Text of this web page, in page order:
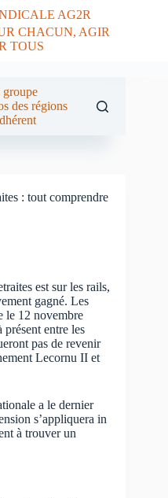
AG2R
CHACUN, AGIR
TOUS
des régions
: tout comprendre
est sur les rails,
gagné. Les
le 12 novembre
entre les
pas de revenir
Lecornu II et
a le dernier
s’appliquera in
à trouver un